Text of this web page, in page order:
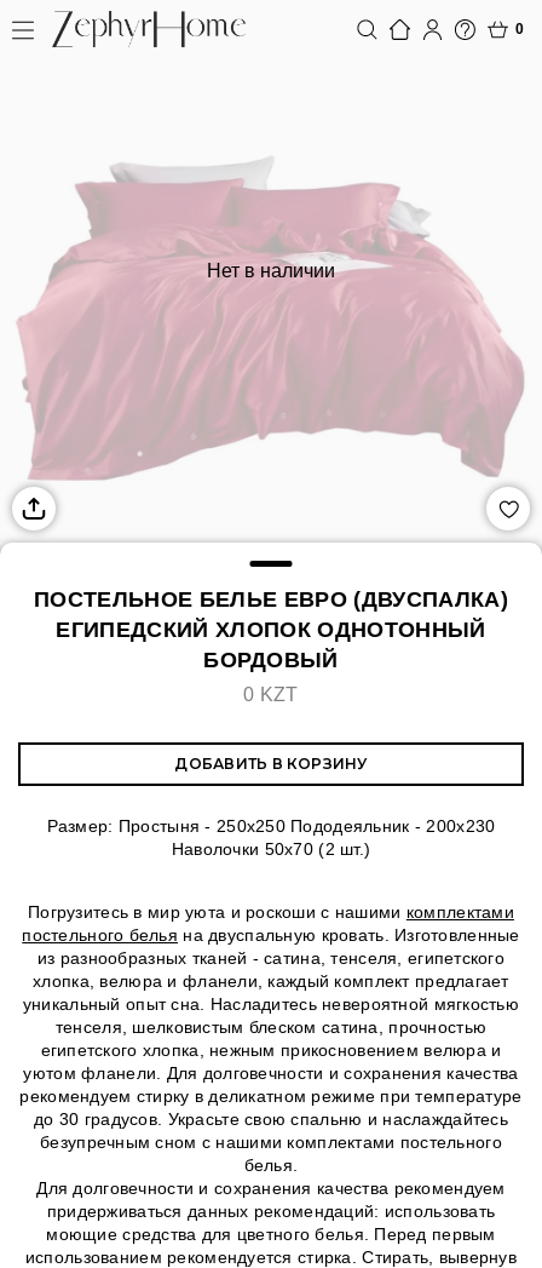
0
Нет в наличии
ПОСТЕЛЬНОЕ БЕЛЬЕ ЕВРО (ДВУСПАЛКА)
ЕГИПЕДСКИЙ ХЛОПОК ОДНОТОННЫЙ
БОРДОВЫЙ
0 KZT
ДОБАВИТЬ В КОРЗИНУ
Размер: Простыня - 250х250 Пододеяльник - 200х230
Наволочки 50х70 (2 шт.)
Погрузитесь в мир уюта и роскоши с нашими комплектами
постельного белья на двуспальную кровать. Изготовленные
из разнообразных тканей - сатина, тенселя, египетского
хлопка, велюра и фланели, каждый комплект предлагает
уникальный опыт сна. Насладитесь невероятной мягкостью
тенселя, шелковистым блеском сатина, прочностью
египетского хлопка, нежным прикосновением велюра и
уютом фланели. Для долговечности и сохранения качества
рекомендуем стирку в деликатном режиме при температуре
до 30 градусов. Украсьте свою спальню и наслаждайтесь
безупречным сном с нашими комплектами постельного
белья.
Для долговечности и сохранения качества рекомендуем
придерживаться данных рекомендаций: использовать
моющие средства для цветного белья. Перед первым
использованием рекомендуется стирка. Стирать, вывернув